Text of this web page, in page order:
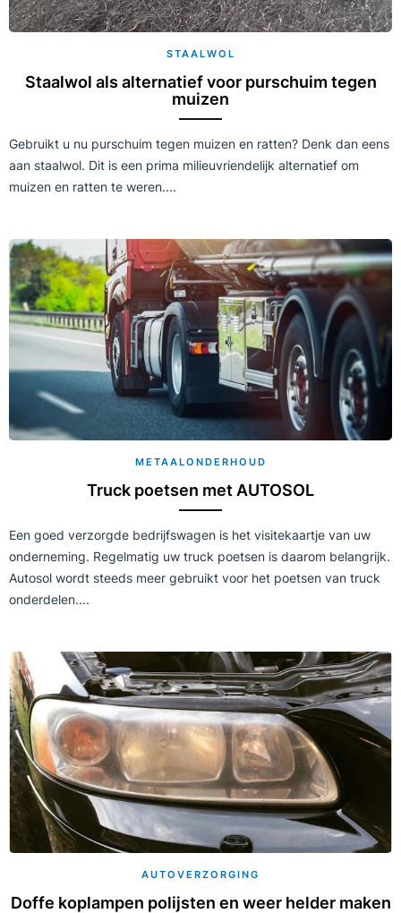
STAALWOL
Staalwol als alternatief voor purschuim tegen
muizen
Gebruikt u nu purschuim tegen muizen en ratten? Denk dan eens
aan staalwol. Dit is een prima milieuvriendelijk alternatief om
muizen en ratten te weren....
METAALONDERHOUD
Truck poetsen met AUTOSOL
​​Een goed verzorgde bedrijfswagen is het visitekaartje van uw
onderneming. Regelmatig uw truck poetsen is daarom belangrijk.
Autosol wordt steeds meer gebruikt voor het poetsen van truck
onderdelen....
AUTOVERZORGING
Doffe koplampen polijsten en weer helder maken